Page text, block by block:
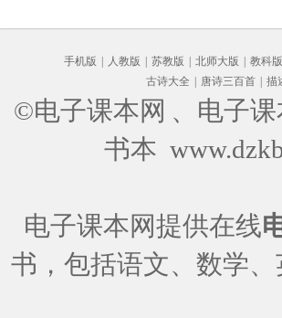
手机版 人教版 苏教版 北师大版 教科版
古诗大全
唐诗三百首 描
©电子课本网 、电子
书本
电子课本网提供在线
书，包括语文、数学